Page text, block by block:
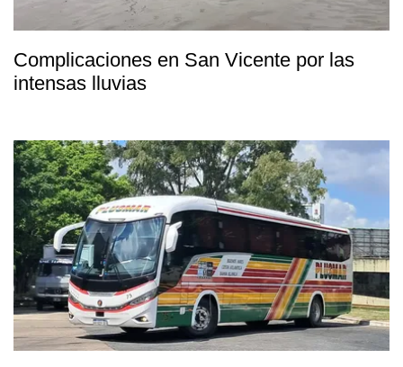
Complicaciones en San Vicente por las
intensas lluvias